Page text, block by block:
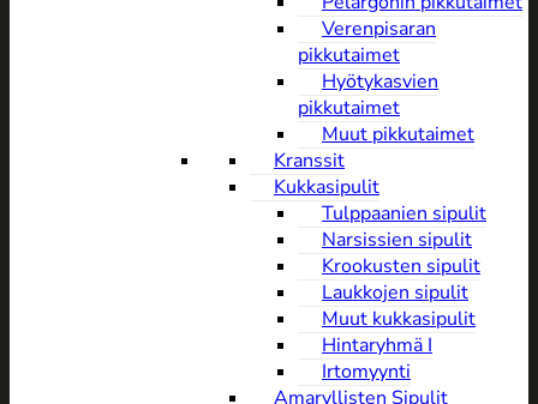
Verenpisaran
pikkutaimet
Hyötykasvien
pikkutaimet
Muut pikkutaimet
Kranssit
Kukkasipulit
Tulppaanien sipulit
Narsissien sipulit
Krookusten sipulit
Laukkojen sipulit
Muut kukkasipulit
Hintaryhmä I
Irtomyynti
Amaryllisten Sipulit